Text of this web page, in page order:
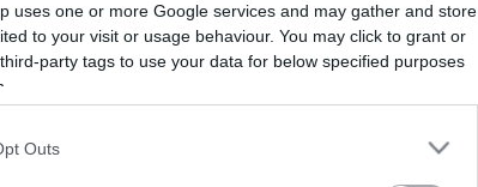
uses one or more Google services and may gather and store
to your visit or usage behaviour. You may click to grant or
party tags to use your data for below specified purposes
Outs